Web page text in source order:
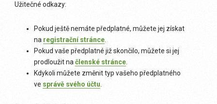
Užitečné odkazy:
Pokud ještě nemáte předplatné, můžete jej získat
na registrační stránce
Pokud vaše předplatné již skončilo, můžete si jej
prodloužit na členské stránce
Kdykoli můžete změnit typ vašeho předplatného
ve správě svého účtu